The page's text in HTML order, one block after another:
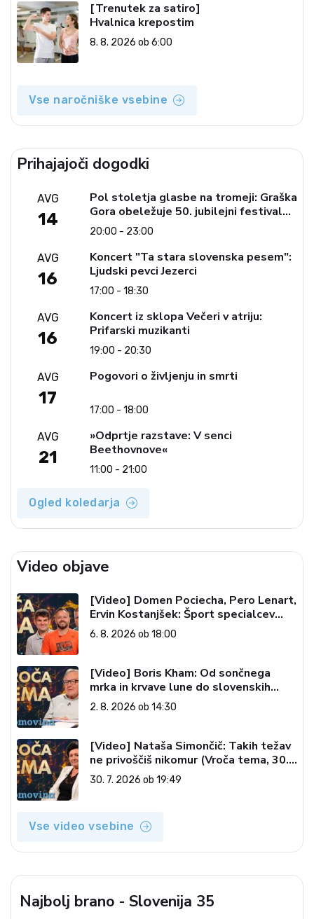
[Trenutek za satiro]
Hvalnica krepostim
8. 8. 2026 ob 6:00
Vse naročniške vsebine
Prihajajoči dogodki
AVG
14
Pol stoletja glasbe na tromeji: Graška
Gora obeležuje 50. jubilejni festival
narodno-zabavne glasbe
20:00 - 23:00
AVG
16
Koncert "Ta stara slovenska pesem":
Ljudski pevci Jezerci
17:00 - 18:30
AVG
16
Koncert iz sklopa Večeri v atriju:
Prifarski muzikanti
19:00 - 20:30
AVG
17
Pogovori o življenju in smrti
17:00 - 18:00
AVG
21
»Odprtje razstave: V senci
Beethovnove«
11:00 - 21:00
Ogled koledarja
Video objave
[Video] Domen Pociecha, Pero Lenart,
Ervin Kostanjšek: Šport specialcev
(Vroča tema, 6. 8. 2026)
6. 8. 2026 ob 18:00
[Video] Boris Kham: Od sončnega
mrka in krvave lune do slovenskih
pečatov v vesolju (Vroča tema, 2. 8.
2026)
2. 8. 2026 ob 14:30
[Video] Nataša Simončič: Takih težav
ne privoščiš nikomur (Vroča tema, 30.
7. 2026)
30. 7. 2026 ob 19:49
Vse video vsebine
Najbolj brano - Slovenija 35